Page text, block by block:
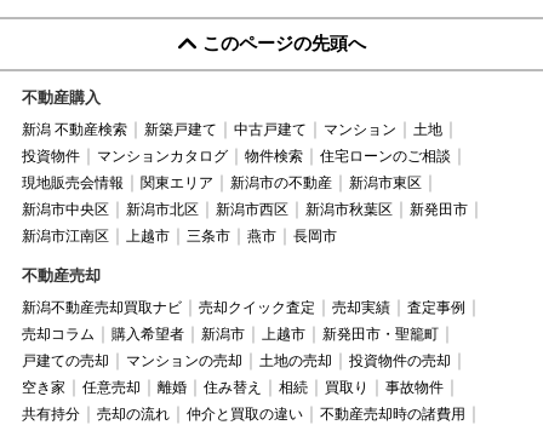
このページの先頭へ
不動産購入
新潟 不動産検索 新築戸建て 中古戸建て マンション
土地
投資物件
マンションカタログ 物件検索
住宅ローンのご相談
現地販売会情報
関東エリア 新潟市の不動産
新潟市東区
新潟市中央区
新潟市北区 新潟市西区 新潟市秋葉区
新発田市
新潟市江南区
上越市 三条市 燕市 長岡市
不動産売却
新潟不動産売却買取ナビ 売却クイック査定 売却実績
査定事例
売却コラム
購入希望者 新潟市 上越市
新発田市・聖籠町
戸建ての売却
マンションの売却 土地の売却
投資物件の売却
空き家
任意売却 離婚 住み替え 相続 買取り
事故物件
共有持分
売却の流れ 仲介と買取の違い
不動産売却時の諸費用